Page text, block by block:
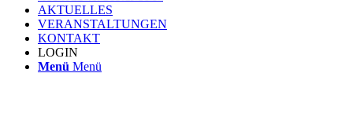
AKTUELLES
VERANSTALTUNGEN
KONTAKT
LOGIN
Menü Menü